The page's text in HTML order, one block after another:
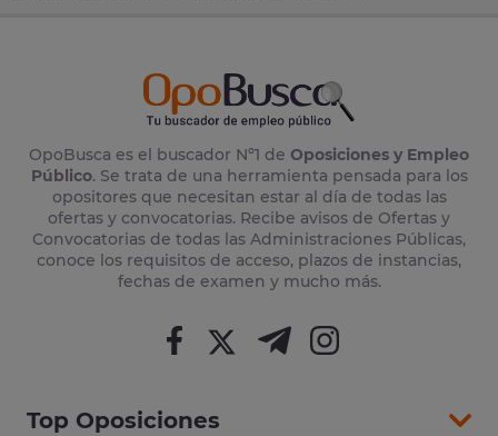
OpoBusca es el buscador Nº1 de Oposiciones y Empleo
Público. Se trata de una herramienta pensada para los
opositores que necesitan estar al día de todas las
ofertas y convocatorias. Recibe avisos de Ofertas y
Convocatorias de todas las Administraciones Públicas,
conoce los requisitos de acceso, plazos de instancias,
fechas de examen y mucho más.
Top Oposiciones